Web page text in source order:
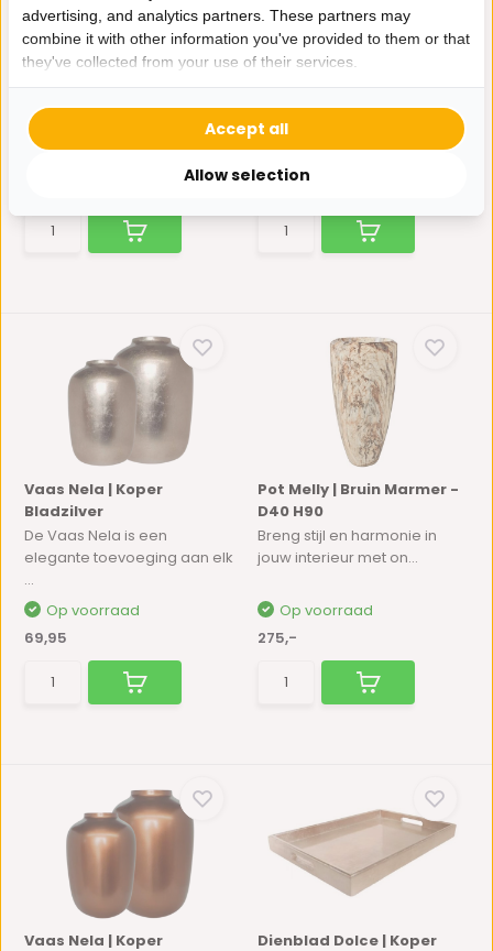
Dienblad Organisch |
Koper bladzilver
Het Dienblad Organisch is
een unieke toevoeging ...
Vaas Nela | Mat Cream
De Vaas Nela is een
elegante toevoeging aan elk
...
59,95
Vaas Nela | Koper
Bladzilver
De Vaas Nela is een
elegante toevoeging aan elk
...
Op voorraad
69,95
Pot Melly | Bruin Marmer -
D40 H90
Breng stijl en harmonie in
jouw interieur met on...
Op voorraad
275,-
Vaas Nela | Koper
Dienblad Dolce | Koper
advertising, and analytics partners. These partners may
combine it with other information you've provided to them or that
they've collected from your use of their services.
Allow selection
Accept all